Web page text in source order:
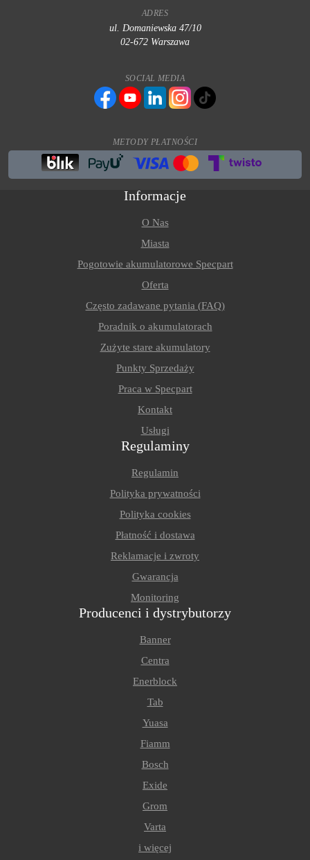
ADRES
ul. Domaniewska 47/10
02-672 Warszawa
SOCIAL MEDIA
METODY PŁATNOŚCI
Informacje
O Nas
Miasta
Pogotowie akumulatorowe Specpart
Oferta
Często zadawane pytania (FAQ)
Poradnik o akumulatorach
Zużyte stare akumulatory
Punkty Sprzedaży
Praca w Specpart
Kontakt
Usługi
Regulaminy
Regulamin
Polityka prywatności
Polityka cookies
Płatność i dostawa
Reklamacje i zwroty
Gwarancja
Monitoring
Producenci i dystrybutorzy
Banner
Centra
Enerblock
Tab
Yuasa
Fiamm
Bosch
Exide
Grom
Varta
i więcej